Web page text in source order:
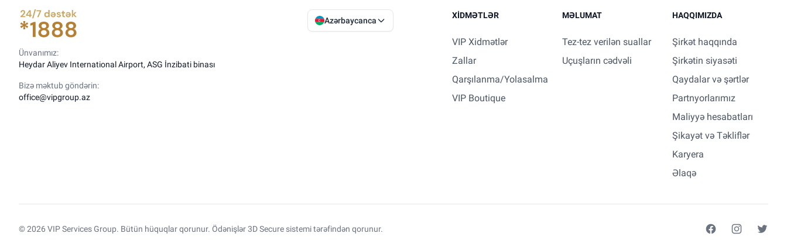
Azərbaycanca
Ünvanımız:
Heydar Aliyev International Airport, ASG İnzibati binası
Bizə məktub göndərin:
office@vipgroup.az
XIDMƏTLƏR
VIP Xidmətlər
Zallar
Qarşılanma/Yolasalma
VIP Boutique
MƏLUMAT
Tez-tez verilən suallar
Uçuşların cədvəli
HAQQIMIZDA
Şirkət haqqında
Şirkətin siyasəti
Qaydalar və şərtlər
Partnyorlarımız
Maliyyə hesabatları
Şikayət və Təkliflər
Karyera
Əlaqə
© 2026 VIP Services Group. Bütün hüquqlar qorunur. Ödənişlər 3D Secure sistemi tərəfindən qorunur.